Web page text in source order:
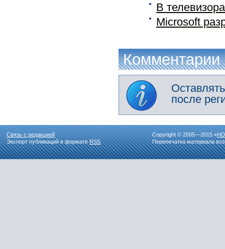
В
Microsoft
Комментарии
после
Связь с редакцией
Экспорт публикаций в форматеRSS
Copyright © 2005—2015 «
Перепечатка материала